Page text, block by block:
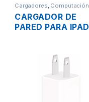
Cargadores, Computación
CARGADOR DE
PARED PARA IPAD